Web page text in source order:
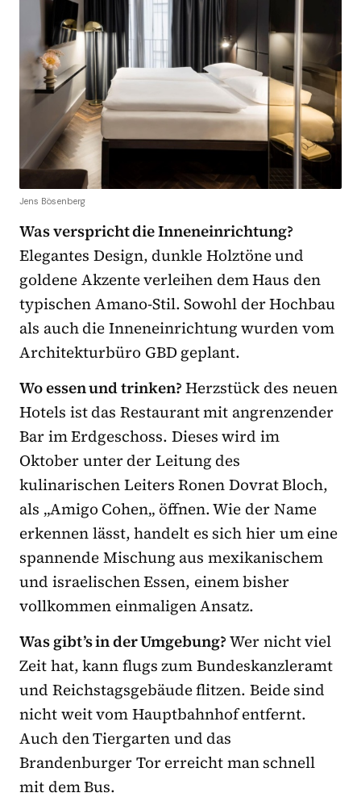
Jens Bösenberg
Was verspricht die Inneneinrichtung?
Elegantes Design, dunkle Holztöne und
goldene Akzente verleihen dem Haus den
typischen Amano-Stil. Sowohl der Hochbau
als auch die Inneneinrichtung wurden vom
Architekturbüro GBD geplant.
Wo essen und trinken?Herzstück des neuen
Hotels ist das Restaurant mit angrenzender
Bar im Erdgeschoss. Dieses wird im
Oktober unter der Leitung des
kulinarischen Leiters Ronen Dovrat Bloch,
als „Amigo Cohen„ öffnen. Wie der Name
erkennen lässt, handelt es sich hier um eine
spannende Mischung aus mexikanischem
und israelischen Essen, einem bisher
vollkommen einmaligen Ansatz.
Was gibt’s in der Umgebung?Wer nicht viel
Zeit hat, kann flugs zum Bundeskanzleramt
und Reichstagsgebäude flitzen. Beide sind
nicht weit vom Hauptbahnhof entfernt.
Auch den Tiergarten und das
Brandenburger Tor erreicht man schnell
mit dem Bus.